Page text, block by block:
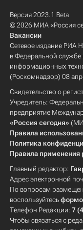
Версия 2023.1 Beta
© 2026 МИА «Россия
Вакансии
Сетевое издание РИА
в Федеральной службе
информационных
(Роскомнадзор) 08
Свидетельство о
Учредитель:
предприятие
«Россия сегодня»
Правила
Политика
Правила применения
Главный редактор:
Адрес электронной
По вопросам
воспользуйтесь
Телефон Редакции: 7
Чтобы связаться с